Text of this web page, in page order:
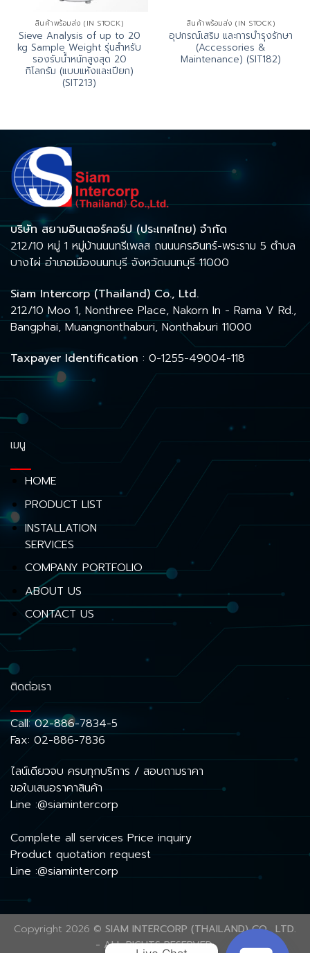
สินค้าพร้อมส่ง (IN STOCK)
Sieve Analysis of up to 20
kg Sample Weight รุ่นสำหรับ
รองรับน้ำหนักสูงสุด 20
กิโลกรัม (แบบแห้งและเปียก)
(SIT213)
สินค้าพร้อมส่ง (IN STOCK)
อุปกรณ์เสริม และการบำรุงรักษา
(Accessories &
Maintenance) (SIT182)
บริษัท สยามอินเตอร์คอร์ป (ประเทศไทย) จำกัด
212/10 หมู่ 1 หมู่บ้านนนทรีเพลส ถนนนครอินทร์-พระราม 5 ตำบล
บางไผ่ อำเภอเมืองนนทบุรี จังหวัดนนทบุรี 11000
Siam Intercorp (Thailand) Co., Ltd.
212/10 Moo 1, Nonthree Place, Nakorn In - Rama V Rd.,
Bangphai, Muangnonthaburi, Nonthaburi 11000
Taxpayer Identification : 0-1255-49004-118
เมนู
HOME
PRODUCT LIST
INSTALLATION
SERVICES
COMPANY PORTFOLIO
ABOUT US
CONTACT US
ติดต่อเรา
Call:02-886-7834-5
Fax: 02-886-7836
ไลน์เดียวจบ ครบทุกบริการ / สอบถามราคา
ขอใบเสนอราคาสินค้า
Line :@siamintercorp
Complete all services Price inquiry
Product quotation request
Line :@siamintercorp
Copyright 2026 © SIAM INTERCORP (THAILAND) CO., LTD.
- ALL RIGHTS RESERVED.